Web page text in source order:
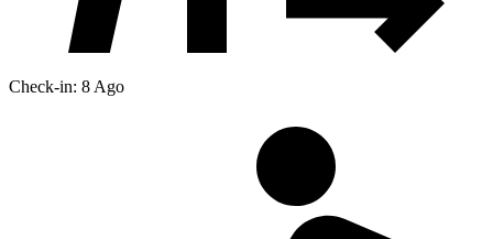
Check-in: 8 Ago